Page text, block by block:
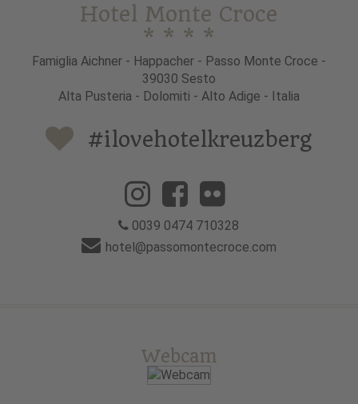
Hotel Monte Croce
* * * *
Famiglia Aichner - Happacher - Passo Monte Croce -
39030 Sesto
Alta Pusteria - Dolomiti - Alto Adige - Italia
#ilovehotelkreuzberg
0039 0474 710328
hotel@passomontecroce.com
Webcam